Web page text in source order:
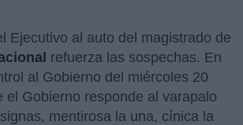
Ejecutivo al auto del magistrado de
refuerza las sospechas. En
al Gobierno del miércoles 20
el Gobierno responde al varapalo
mentirosa la una, cínica la